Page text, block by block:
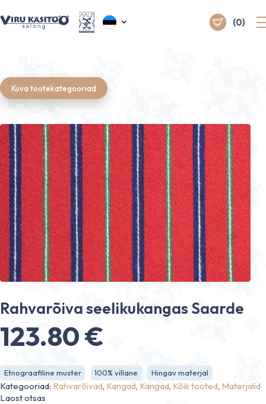
(0)
Kuva tootekategooriad
Rahvarõiva seelikukangas Saarde
123.80€
Etnograafiline muster 100% villane Hingav materjal
Kategooriad: Rahvarõivad, Kangad, Kangad, Kõik tooted, Materjalid
Laost otsas